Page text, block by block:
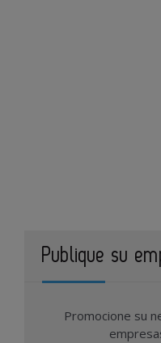
Publique su
Promocione su